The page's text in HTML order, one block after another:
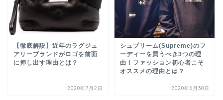
【徹底解説】近年のラグジュ
アリーブランドがロゴを前面
に押し出す理由とは？
2020年7月2日
シュプリーム(Supreme)のフ
ーディーを買うべき3つの理
由！ファッション初心者こそ
オススメの理由とは？
2020年6月30日